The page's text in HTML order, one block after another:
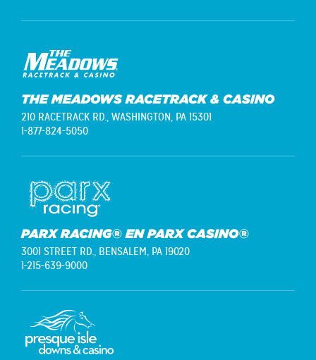
THE MEADOWS RACETRACK & CASINO
210 RACETRACK RD., WASHINGTON, PA 15301
1-877-824-5050
PARX RACING® EN PARX CASINO®
3001 STREET RD., BENSALEM, PA 19020
1-215-639-9000